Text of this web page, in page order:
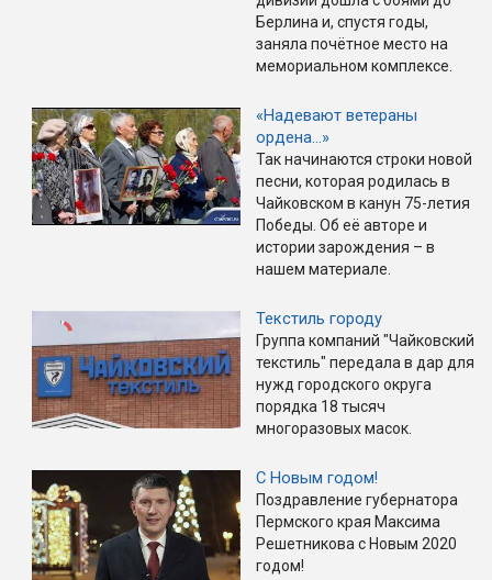
Берлина и, спустя годы,
заняла почётное место на
мемориальном комплексе.
«Надевают ветераны
ордена…»
Так начинаются строки новой
песни, которая родилась в
Чайковском в канун 75-летия
Победы. Об её авторе и
истории зарождения – в
нашем материале.
Текстиль городу
Группа компаний "Чайковский
текстиль" передала в дар для
нужд городского округа
порядка 18 тысяч
многоразовых масок.
С Новым годом!
Поздравление губернатора
Пермского края Максима
Решетникова с Новым 2020
годом!